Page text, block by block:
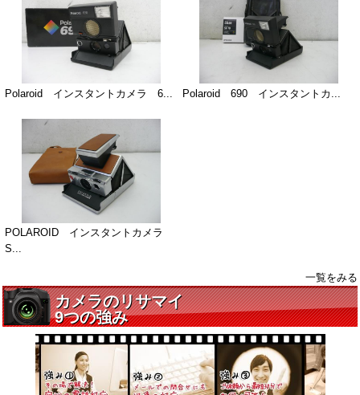
Polaroid インスタントカメラ 6... Polaroid 690 インスタントカ...
POLAROID インスタントカメラ
S...
一覧をみる